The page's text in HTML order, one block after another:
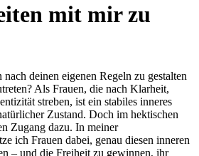
mit mir zu
deinen eigenen Regeln zu gestalten
Als Frauen, die nach Klarheit,
streben, ist ein stabiles inneres
Zustand. Doch im hektischen
Zugang dazu. In meiner
ich Frauen dabei, genau diesen inneren
– und die Freiheit zu gewinnen, ihr